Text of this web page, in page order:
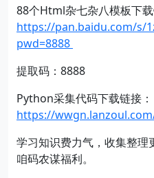
88个Html杂七杂八模板下载
https://pan.baidu.com/s/
pwd=8888
提取码：8888
Python采集代码下载链接：
https://
学习知识费力气，收集整理
咱码农谋福利。